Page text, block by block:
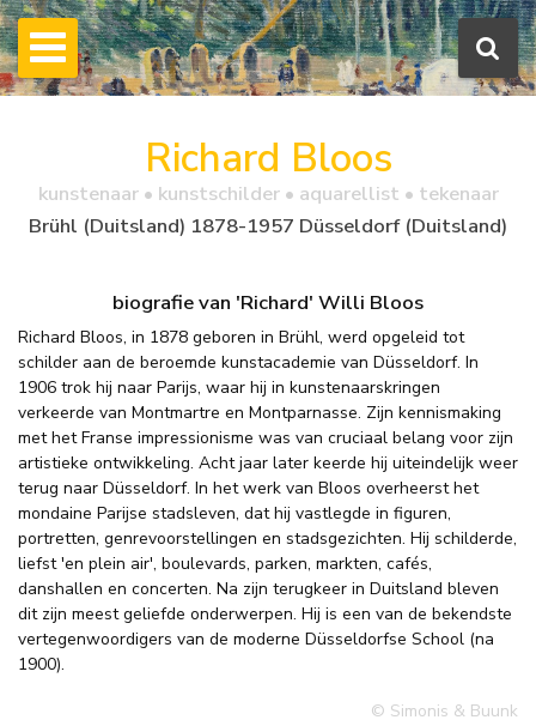
Richard Bloos
kunstenaar • kunstschilder • aquarellist • tekenaar
Brühl (Duitsland) 1878-1957 Düsseldorf (Duitsland)
biografie van 'Richard' Willi Bloos
Richard Bloos, in 1878 geboren in Brühl, werd opgeleid tot
schilder aan de beroemde kunstacademie van Düsseldorf. In
1906 trok hij naar Parijs, waar hij in kunstenaarskringen
verkeerde van Montmartre en Montparnasse. Zijn kennismaking
met het Franse impressionisme was van cruciaal belang voor zijn
artistieke ontwikkeling. Acht jaar later keerde hij uiteindelijk weer
terug naar Düsseldorf. In het werk van Bloos overheerst het
mondaine Parijse stadsleven, dat hij vastlegde in figuren,
portretten, genrevoorstellingen en stadsgezichten. Hij schilderde,
liefst 'en plein air', boulevards, parken, markten, cafés,
danshallen en concerten. Na zijn terugkeer in Duitsland bleven
dit zijn meest geliefde onderwerpen. Hij is een van de bekendste
vertegenwoordigers van de moderne Düsseldorfse School (na
1900).
© Simonis & Buunk